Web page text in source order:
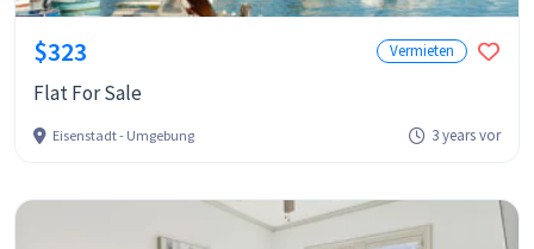
$323 Vermieten
Flat For Sale
Eisenstadt - Umgebung 3 years vor